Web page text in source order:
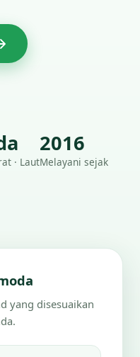
· Laut
2016
Melayani sejak
yang disesuaikan